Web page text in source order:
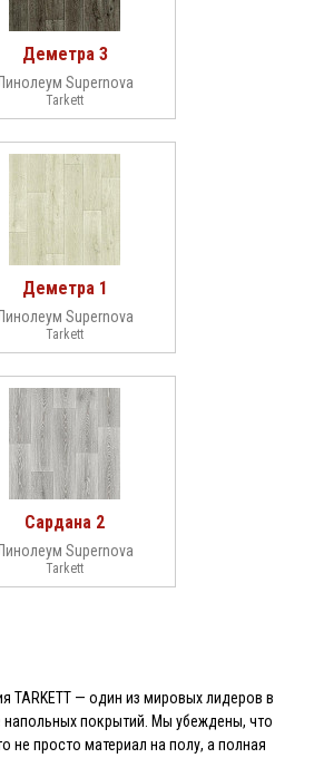
Деметра 3
Supernova
Tarkett
Деметра 1
Supernova
Tarkett
Сардана 2
Supernova
Tarkett
TARKETT — один из мировых лидеров в
покрытий. Мы убеждены, что
не просто материал на полу, а полная